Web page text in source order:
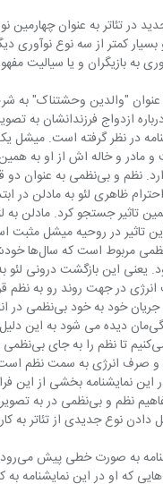
به بازیگران و یا سیالیت
نمایشنامه‌اش با عنوان "والدین
و خاله اش از او به
خانه‌اش ظاهری مرتب
احترام ظاهری لئو به مادلن
در همین تاثیر جستجو کرد.
به تمایل
انرژی در جهت روند رو به
می کنیم و
دادن نوع جدیدی از تئاتر به
دیده نمی‌شود. شخصیت‌هایی که او در این